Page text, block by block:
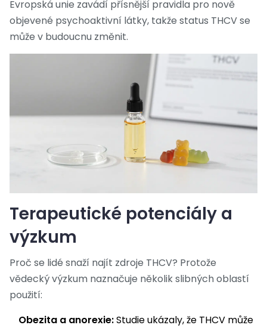
Evropská unie zavádí přísnější pravidla pro nově
objevené psychoaktivní látky, takže status THCV se
může v budoucnu změnit.
Terapeutické potenciály a
výzkum
Proč se lidé snaží najít zdroje THCV? Protože
vědecký výzkum naznačuje několik slibných oblastí
použití:
Obezita a anorexie:Studie ukázaly, že THCV může